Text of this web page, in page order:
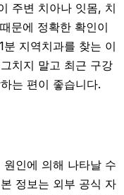
주변 치아나 잇몸, 치
문에 정확한 확인이
지역치과를 찾는 이
치지 말고 최근 구강
는 편이 좋습니다.
인에 의해 나타날 수
정보는 외부 공식 자